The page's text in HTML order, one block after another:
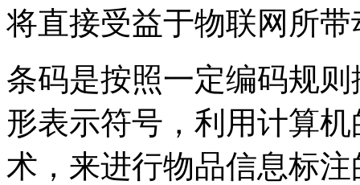
将直接受益于物联网所
条码是按照一定编码规
形表示符号，利用计算
术，来进行物品信息标